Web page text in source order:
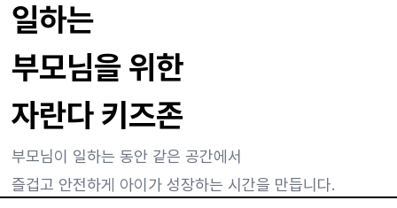
일하는
부모님을 위한
자란다 키즈존
부모님이 일하는 동안 같은 공간에서
즐겁고 안전하게 아이가 성장하는 시간을 만듭니다.